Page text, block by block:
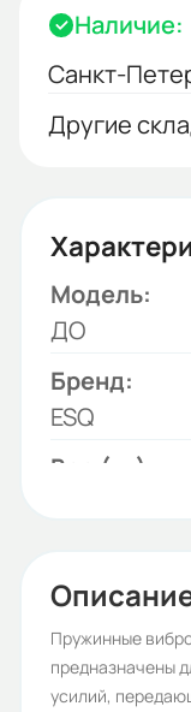
Наличие:
Санкт-
Другие
Модель:
ДО
Бренд:
ESQ
Вес (кг):
Пружинные
предназначены
усилий,